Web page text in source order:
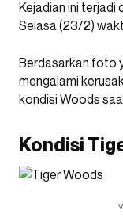
Kejadian ini terjadi
Selasa (23/2)
Berdasarkan foto
mengalami
kondisi Woods
Kondisi